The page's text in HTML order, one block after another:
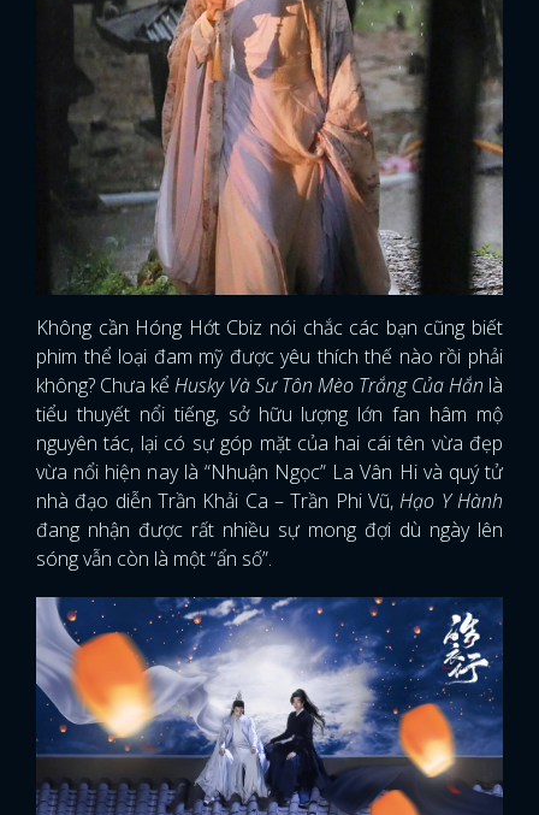
Không cần Hóng Hớt Cbiz nói chắc các bạn cũng biết
phim thể loại đam mỹ được yêu thích thế nào rồi phải
không? Chưa kể Husky Và Sư Tôn Mèo Trắng Của Hắn là
tiểu thuyết nổi tiếng, sở hữu lượng lớn fan hâm mộ
nguyên tác, lại có sự góp mặt của hai cái tên vừa đẹp
vừa nổi hiện nay là “Nhuận Ngọc” La Vân Hi và quý tử
nhà đạo diễn Trần Khải Ca – Trần Phi Vũ,Hạo Y Hành
đang nhận được rất nhiều sự mong đợi dù ngày lên
sóng vẫn còn là một “ẩn số”.